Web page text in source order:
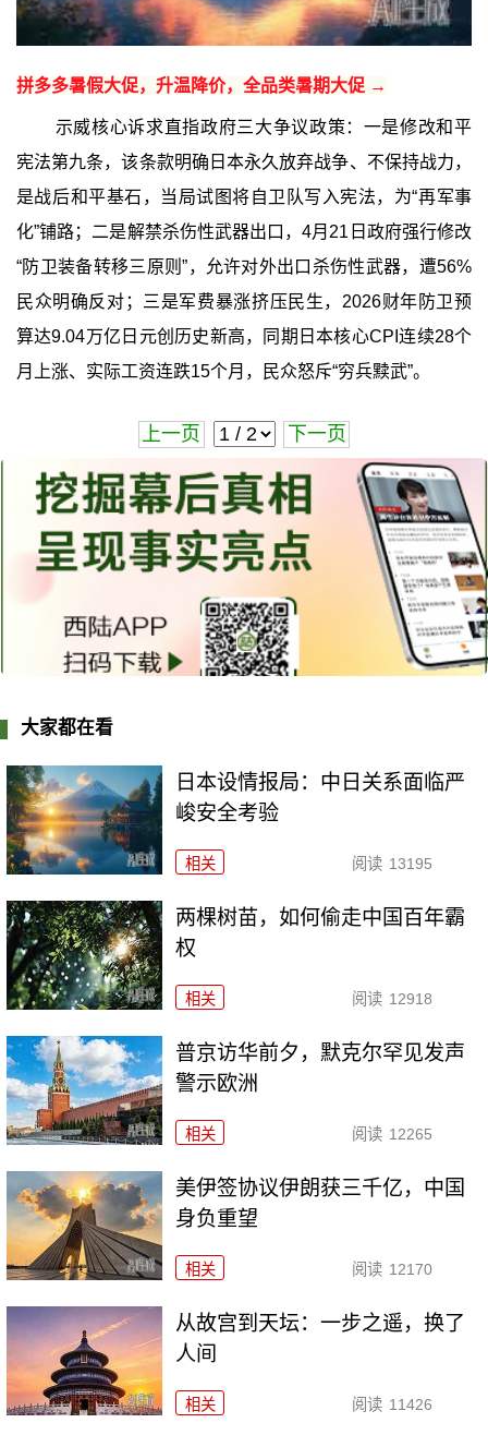
拼多多暑假大促，升温降价，全品类暑期大促 →
示威核心诉求直指政府三大争议政策：一是修改和平
宪法第九条，该条款明确日本永久放弃战争、不保持战力，
是战后和平基石，当局试图将自卫队写入宪法，为“再军事
化”铺路；二是解禁杀伤性武器出口，4月21日政府强行修改
“防卫装备转移三原则”，允许对外出口杀伤性武器，遭56%
民众明确反对；三是军费暴涨挤压民生，2026财年防卫预
算达9.04万亿日元创历史新高，同期日本核心CPI连续28个
月上涨、实际工资连跌15个月，民众怒斥“穷兵黩武”。
上一页 下一页
大家都在看
日本设情报局：中日关系面临严
峻安全考验
相关 阅读 13195
两棵树苗，如何偷走中国百年霸
权
相关 阅读 12918
普京访华前夕，默克尔罕见发声
警示欧洲
相关 阅读 12265
美伊签协议伊朗获三千亿，中国
身负重望
相关 阅读 12170
从故宫到天坛：一步之遥，换了
人间
相关 阅读 11426